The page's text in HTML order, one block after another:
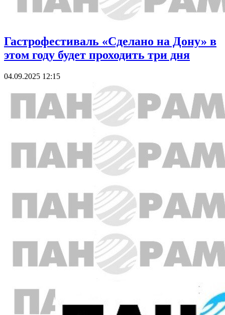
Гастрофестиваль «Сделано на Дону» в
этом году будет проходить три дня
04.09.2025 12:15